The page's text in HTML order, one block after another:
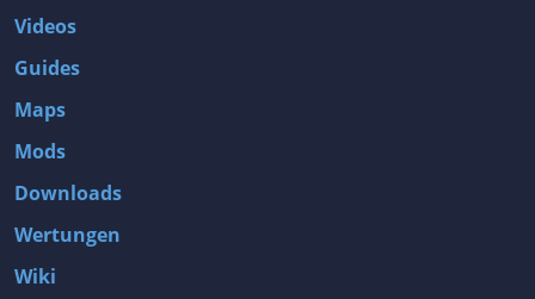
Videos
Guides
Maps
Mods
Downloads
Wertungen
Wiki